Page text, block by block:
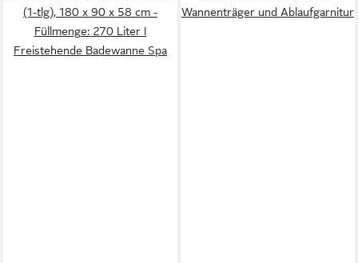
(1-tlg), 180 x 90 x 58 cm -
Füllmenge: 270 Liter I
Freistehende Badewanne Spa
Wannenträger und Ablaufgarnitur